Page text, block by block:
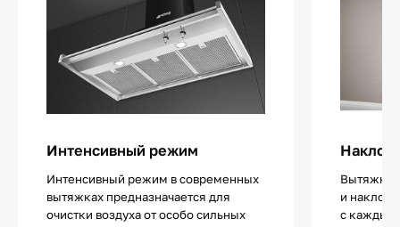
Интенсивный режим
Интенсивный режим в современных
вытяжках предназначается для
очистки воздуха от особо сильных
Вытяжки
и
с каждым